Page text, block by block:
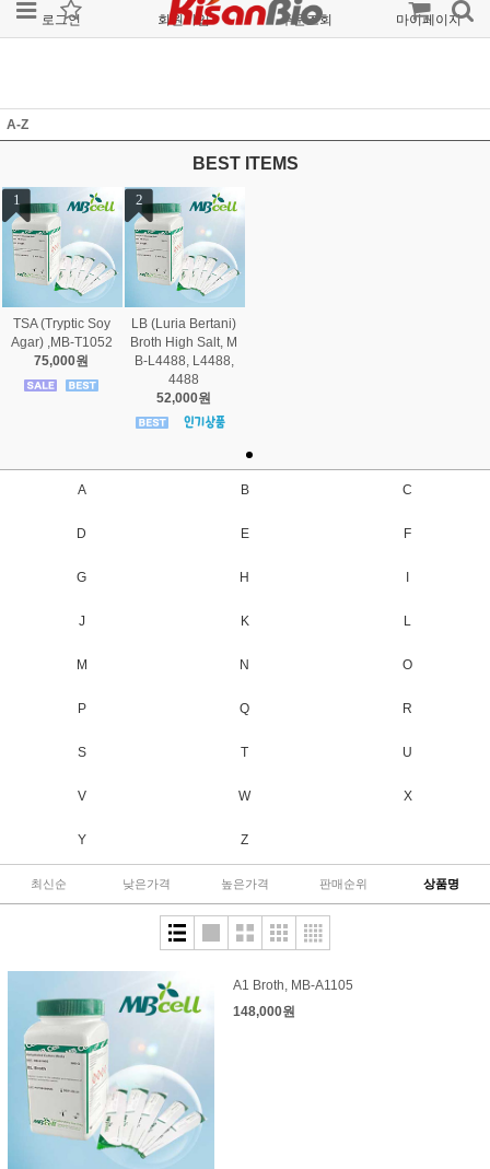
로그인 회원가입 주문조회 마이페이지
A-Z
BEST ITEMS
1
TSA (Tryptic Soy
Agar) ,MB-T1052
75,000원
2
LB (Luria Bertani)
Broth High Salt, M
B-L4488, L4488,
4488
52,000원
A B C
D E F
G H
J K L
M N O
P Q R
S T U
V W X
Y Z
최신순 낮은가격 높은가격 판매순위 상품명
A1 Broth, MB-A1105
148,000원